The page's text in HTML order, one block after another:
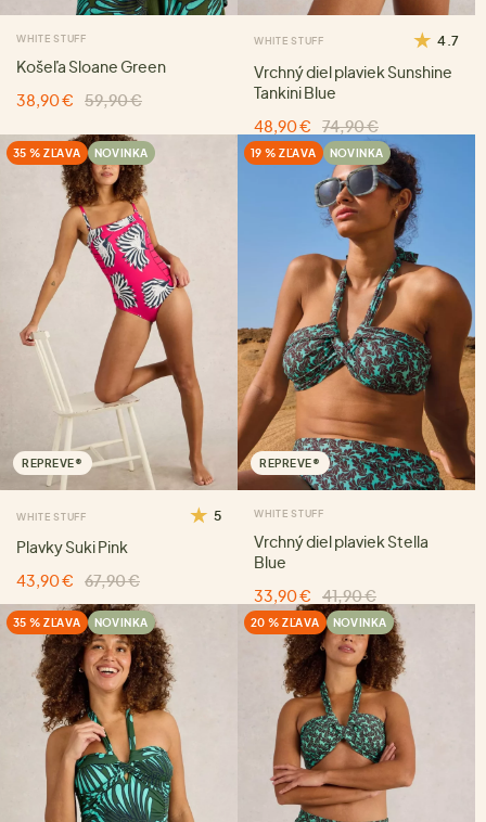
WHITE STUFF
Košeľa Sloane Green
38,90 €
59,90 €
WHITE STUFF 4.7
Vrchný diel plaviek Sunshine
Tankini Blue
48,90 €
74,90 €
35 % ZĽAVA NOVINKA
REPREVE®
WHITE STUFF 5
Plavky Suki Pink
43,90 €
67,90 €
19 % ZĽAVA NOVINKA
REPREVE®
WHITE STUFF
Vrchný diel plaviek Stella
Blue
33,90 €
41,90 €
35 % ZĽAVA NOVINKA 20 % ZĽAVA NOVINKA